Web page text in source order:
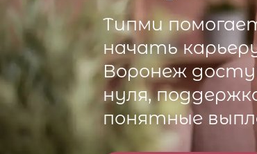
Типми
начать
Воронеж
нуля,
понятные